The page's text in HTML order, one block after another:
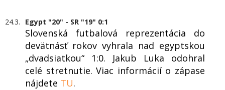
24.3. Egypt "20" - SR "19" 0:1
Slovenská futbalová reprezentácia do
devätnásť rokov vyhrala nad egyptskou
„dvadsiatkou“ 1:0. Jakub Luka odohral
celé stretnutie. Viac informácií o zápase
nájdete TU.